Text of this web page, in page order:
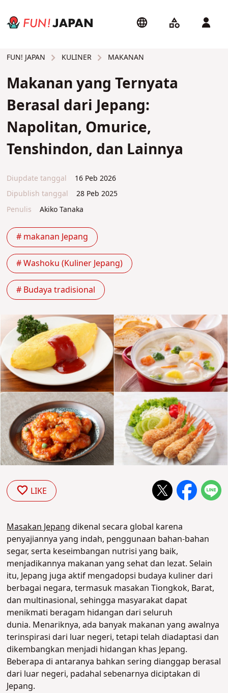
FUN! JAPAN KULINER MAKANAN
Makanan yang Ternyata
Berasal dari Jepang:
Napolitan, Omurice,
Tenshindon, dan Lainnya
Diupdate tanggal
16 Peb 2026
Dipublish tanggal
28 Peb 2025
Penulis
Akiko Tanaka
# makanan Jepang
# Washoku (Kuliner Jepang)
# Budaya tradisional
LIKE
Masakan Jepang dikenal secara global karena
penyajiannya yang indah, penggunaan bahan-bahan
segar, serta keseimbangan nutrisi yang baik,
menjadikannya makanan yang sehat dan lezat. Selain
itu, Jepang juga aktif mengadopsi budaya kuliner dari
berbagai negara, termasuk masakan Tiongkok, Barat,
dan multinasional, sehingga masyarakat dapat
menikmati beragam hidangan dari seluruh
dunia. Menariknya, ada banyak makanan yang awalnya
terinspirasi dari luar negeri, tetapi telah diadaptasi dan
dikembangkan menjadi hidangan khas Jepang.
Beberapa di antaranya bahkan sering dianggap berasal
dari luar negeri, padahal sebenarnya diciptakan di
Jepang.